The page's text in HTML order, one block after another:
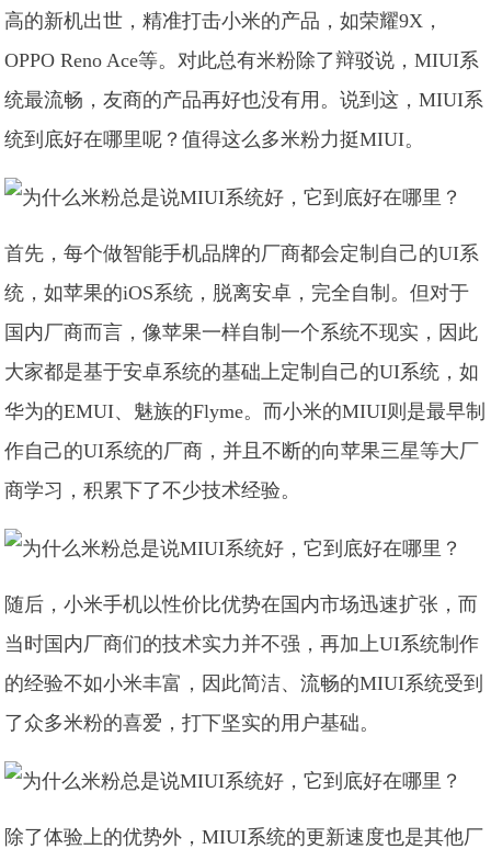
高的新机出世，精准打击小米的产品，如荣耀9X，
OPPO Reno Ace等。对此总有米粉除了辩驳说，MIUI系
统最流畅，友商的产品再好也没有用。说到这，MIUI系
统到底好在哪里呢？值得这么多米粉力挺MIUI。
首先，每个做智能手机品牌的厂商都会定制自己的UI系
统，如苹果的iOS系统，脱离安卓，完全自制。但对于
国内厂商而言，像苹果一样自制一个系统不现实，因此
大家都是基于安卓系统的基础上定制自己的UI系统，如
华为的EMUI、魅族的Flyme。而小米的MIUI则是最早制
作自己的UI系统的厂商，并且不断的向苹果三星等大厂
商学习，积累下了不少技术经验。
随后，小米手机以性价比优势在国内市场迅速扩张，而
当时国内厂商们的技术实力并不强，再加上UI系统制作
的经验不如小米丰富，因此简洁、流畅的MIUI系统受到
了众多米粉的喜爱，打下坚实的用户基础。
除了体验上的优势外，MIUI系统的更新速度也是其他厂